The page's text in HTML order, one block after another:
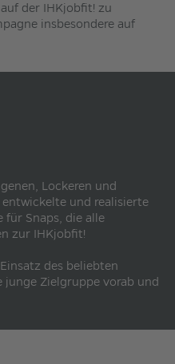
der IHKjobfit! zu
insbesondere auf
Lockeren und
und realisierte
für Snaps, die alle
zur IHKjobfit!
des beliebten
junge Zielgruppe vorab und